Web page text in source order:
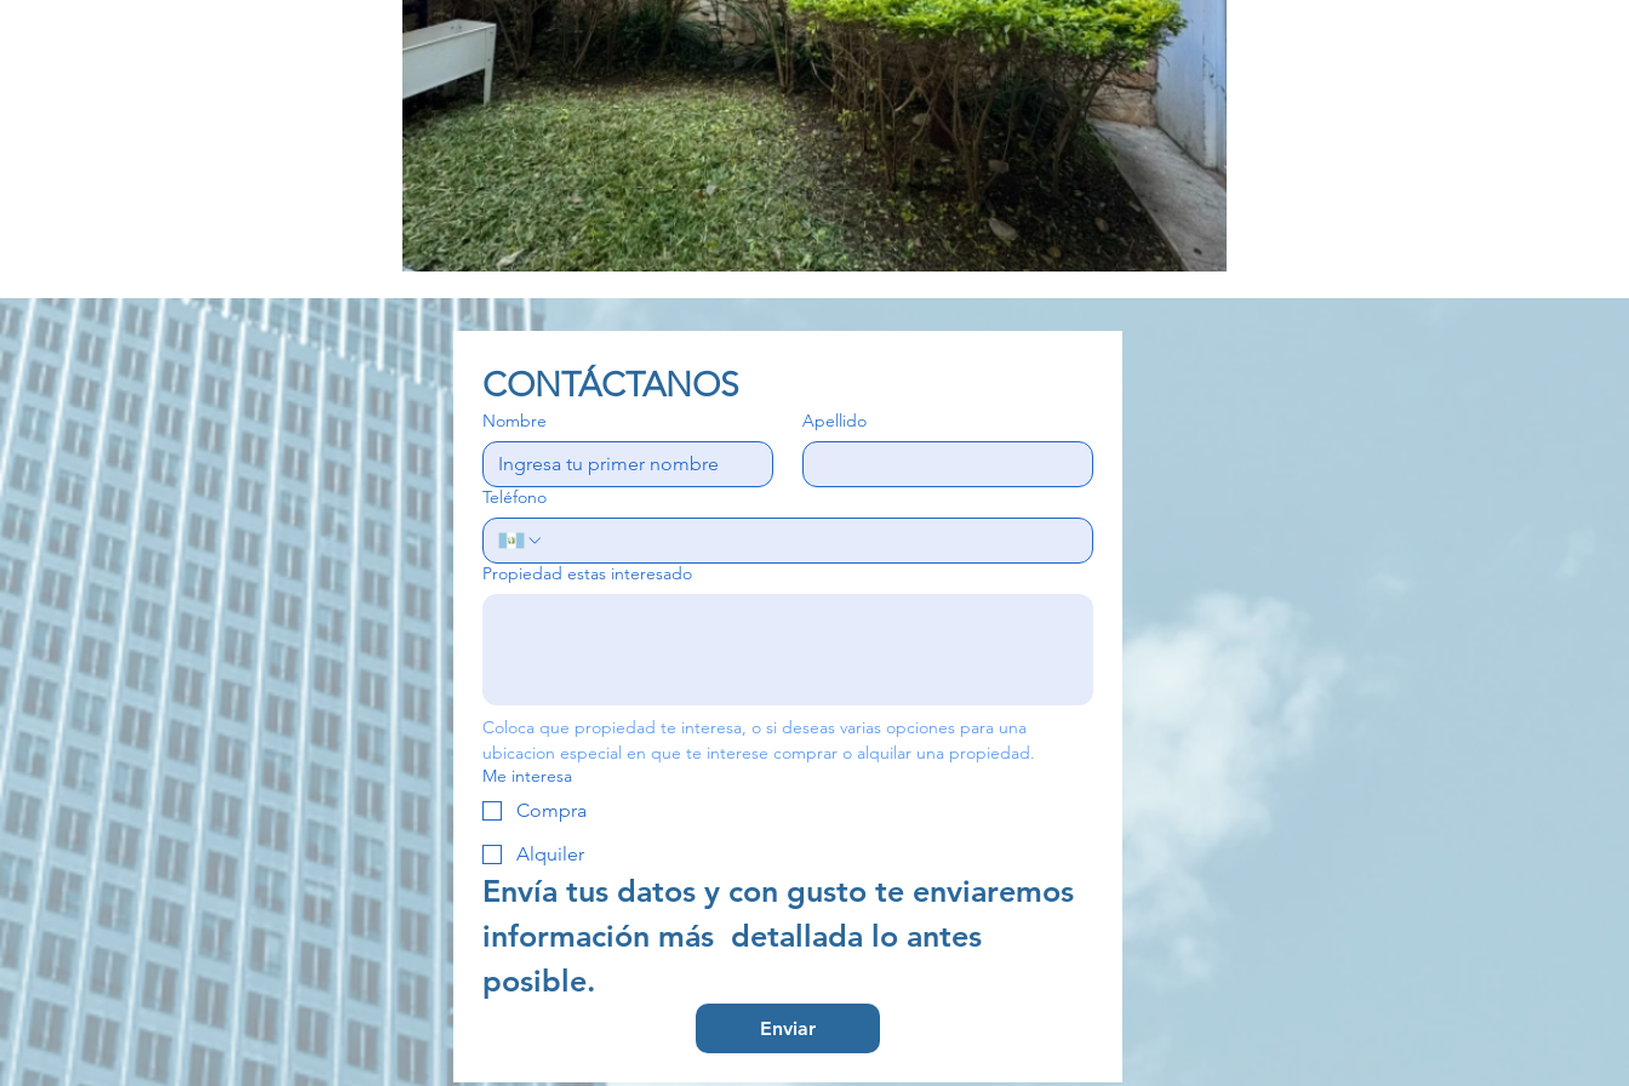
CONTÁCTANOS
Nombre Apellido
Teléfono
Propiedad estas interesado
Coloca que propiedad te interesa, o si deseas varias opciones para una
Me interesa
Compra
Alquiler
Envía tus datos y con gusto te enviaremos
información más  detallada lo antes
posible.
Enviar